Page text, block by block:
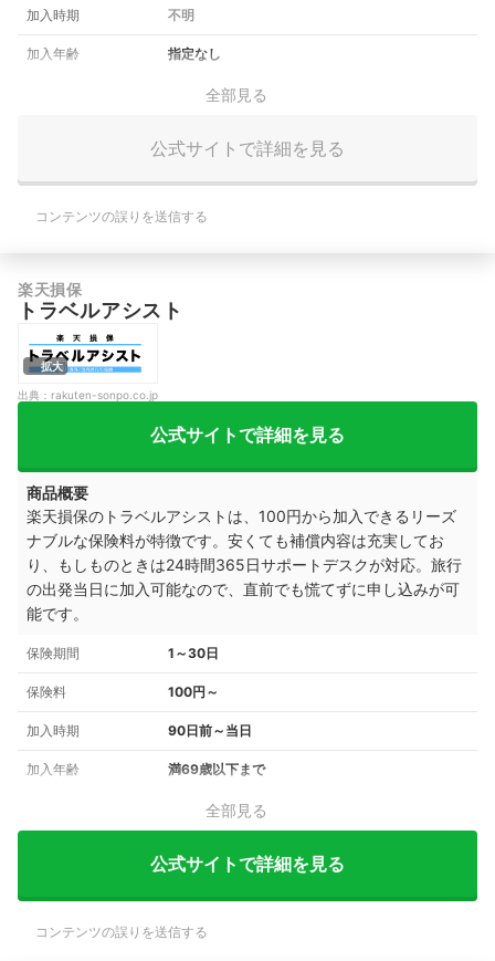
加入時期 不明
加入年齢 指定なし
全部見る
公式サイトで詳細を見る
コンテンツの誤りを送信する
楽天損保
トラベルアシスト
拡大
出典： rakuten-sonpo.co.jp
公式サイトで詳細を見る
商品概要
楽天損保のトラベルアシストは、100円から加入できるリーズ
ナブルな保険料が特徴です。安くても補償内容は充実してお
り、もしものときは24時間365日サポートデスクが対応。旅行
の出発当日に加入可能なので、直前でも慌てずに申し込みが可
能です。
保険期間 1～30日
保険料 100円～
加入時期 90日前～当日
加入年齢 満69歳以下まで
全部見る
公式サイトで詳細を見る
コンテンツの誤りを送信する